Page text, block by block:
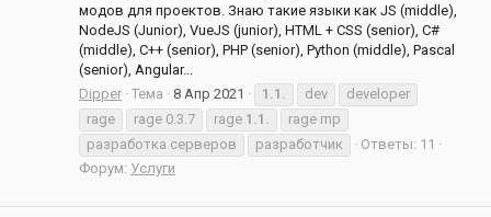
модов для проектов. Знаю такие языки как JS (middle),
NodeJS (Junior), VueJS (junior), HTML + CSS (senior), C#
(middle), C++ (senior), PHP (senior), Python (middle), Pascal
(senior), Angular...
Dipper Тема 8 Апр 2021 1.1. dev
developer
rage
rage 0.3.7 rage 1.1.
rage mp
разработка серверов
разработчик
Ответы: 11
Форум: Услуги